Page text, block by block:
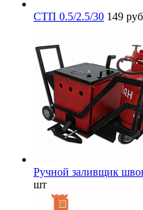
СТП 0.5/2.5/30 149
Ручной заливщик
шт